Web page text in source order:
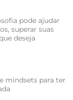
pode ajudar
superar suas
deseja
mindsets para ter